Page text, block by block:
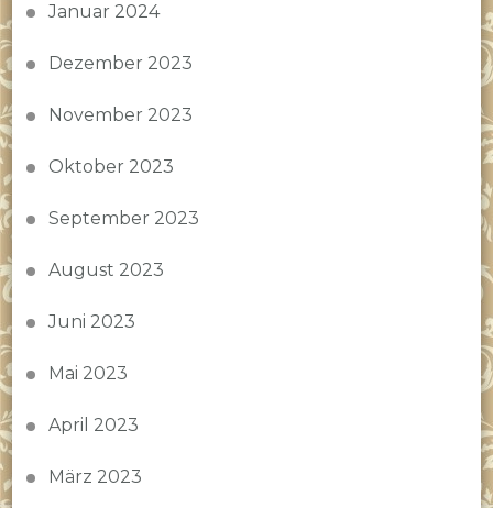
Januar 2024
Dezember 2023
November 2023
Oktober 2023
September 2023
August 2023
Juni 2023
Mai 2023
April 2023
März 2023